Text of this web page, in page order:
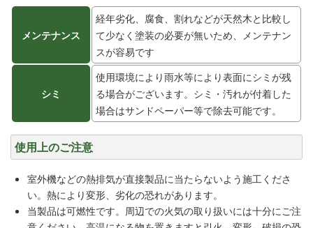
メンテナンス
経年劣化、腐食、割れなどが天然木と比較し
て少なく塗装の必要が無いため、メンテナン
スが容易です
シミ
使用環境により雨水等により表面にシミが残
る場合がございます。シミ・汚れが付着した
場合はサンドペーパー等で除去可能です。
使用上のご注意
室外機などの熱排気が直接製品に当たらないよう施工くださ
い。熱により変形、劣化の恐れがあります。
当製品は可燃性です。周辺での火気の取り扱いには十分にご注